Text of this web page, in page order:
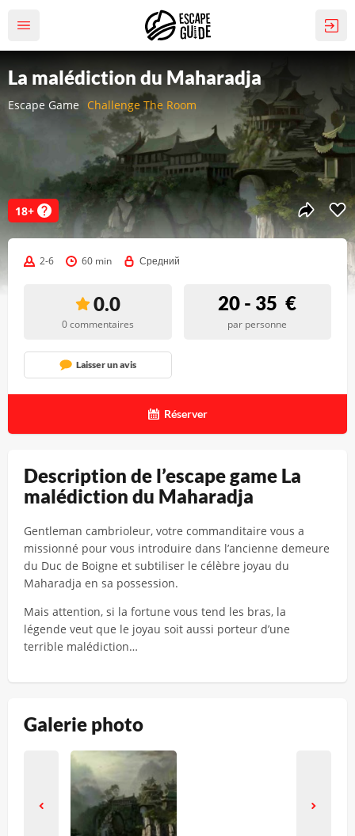
Escape Game Challenge The Room
La malédiction du Maharadja
18+
Description de l’escape game La
malédiction du Maharadja
Gentleman cambrioleur, votre commanditaire vous a
missionné pour vous introduire dans l’ancienne demeure
du Duc de Boigne et subtiliser le célèbre joyau du
Maharadja en sa possession.
Mais attention, si la fortune vous tend les bras, la
légende veut que le joyau soit aussi porteur d’une
terrible malédiction…
Galerie photo
2-6 60 min Средний
0.0
0 commentaires
20 - 35 €
par personne
Laisser un avis
Réserver